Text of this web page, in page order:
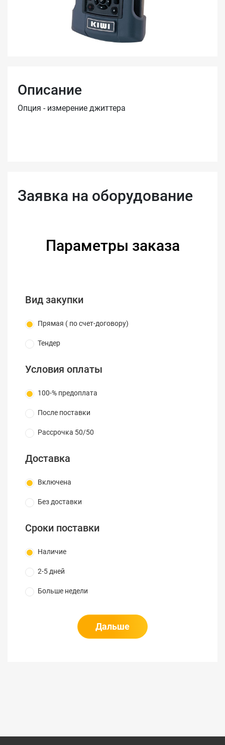
Описание
Опция - измерение джиттера
Заявка на оборудование
Параметры заказа
Вид закупки
Прямая ( по счет-договору)
Тендер
Условия оплаты
100-% предоплата
После поставки
Рассрочка 50/50
Доставка
Включена
Без доставки
Сроки поставки
Наличие
2-5 дней
Больше недели
Дальше